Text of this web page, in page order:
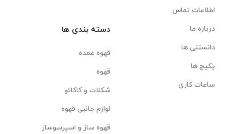
اطلاعات تماس
درباره ما
دانستنی ها
پکیج ها
ساعات کاری
دسته بندی ها
قهوه عمده
قهوه
شکلات و کاکائو
لوازم جانبی قهوه
قهوه ساز و اسپرسوساز